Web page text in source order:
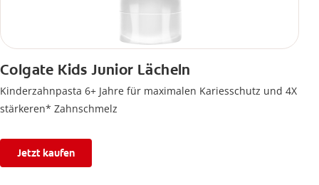
Colgate Kids Junior Lächeln
Kinderzahnpasta 6+ Jahre für maximalen Kariesschutz und 4X
stärkeren* Zahnschmelz
Jetzt kaufen